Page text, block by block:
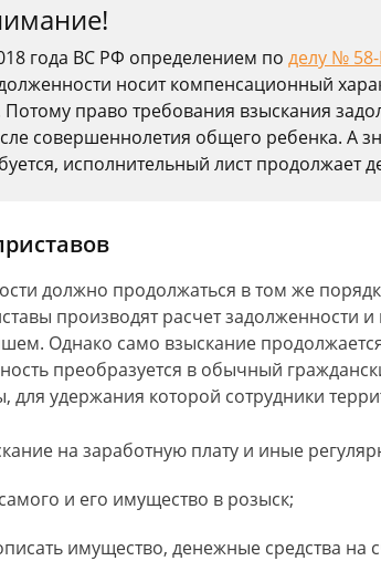
года ВС РФ определением по делу №
носит компенсационный
Потому право требования взыскания
совершеннолетия общего ребенка. А
исполнительный лист продолжает
должно продолжаться в том же
производят расчет задолженности
Однако само взыскание
преобразуется в обычный
удержания которой сотрудники
на заработную плату и иные
и его имущество в розыск;
имущество, денежные средства на